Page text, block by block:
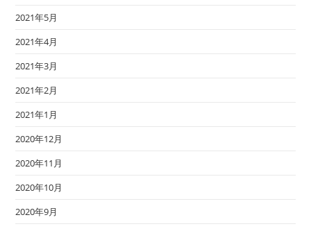
2021年5月
2021年4月
2021年3月
2021年2月
2021年1月
2020年12月
2020年11月
2020年10月
2020年9月